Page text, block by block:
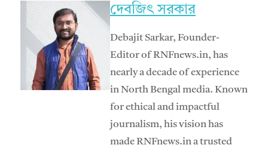
দেবজিৎ সরকার
Debajit Sarkar, Founder-
Editor of RNFnews.in, has
nearly a decade of experience
in North Bengal media. Known
for ethical and impactful
journalism, his vision has
made RNFnews.in a trusted